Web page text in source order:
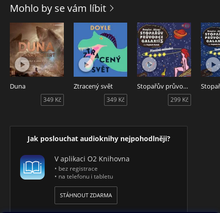
Fidlovačce. V současnosti je členem hereckého souboru
Divadla na Vinohradech. Je držitelem Ceny Thálie 2013 v
kategorii Muzikál – Opereta za titulní roli v muzikálu Zorro
uváděného v Divadle Hybernia. Pro Tympanum načetl
kultovní distopii Aldouse Huxleyho, Konec civilizace.
Nahrávka vznikla podle knihy Krev prvorozených vydané
nakladatelstvím Argo v roce 2014. Text copyright © Juraj
Červenák, 2014. Čte Marek Holý. Režie Alexandra Bauerová.
Zvuk Jiří Pochvalovský. Hudba Kittchen. Grafická úprava
obalu pro CD Jan Mottl. Odpovědná redaktorka Tereza
audioknižní verzi propůjčil svůj hlas Marek Holý. Krev
Mohlo by se vám líbit
Duna
349 Kč
Ztracený svět
349 Kč
Stopařův průvodce Galaxií 5: Převážně neškodná
299 Kč
Jak poslouchat audioknihy nejpohodlněji?
V aplikaci O2 Knihovna
• bez registrace
• na telefonu i tabletu
STÁHNOUT ZDARMA